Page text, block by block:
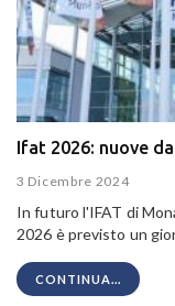
Ifat 2026: nuove
3 Dicembre 2024
In futuro l'IFAT di
2026 è previsto un
CONTINUA...